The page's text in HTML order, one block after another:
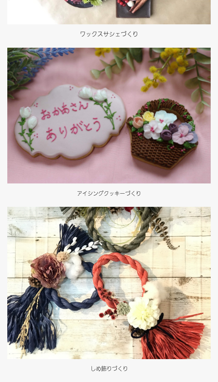
ワックスサシェづくり
アイシングクッキーづくり
しめ飾りづくり